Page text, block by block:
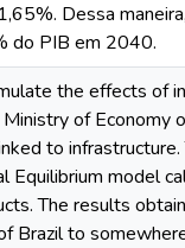
Dessa
do PIB em 2040.
the effects of
of Economy
to
Equilibrium model
The results
Brazil to